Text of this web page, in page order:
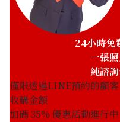
24小時免
一張
純諮
僅限透過LINE預約的顧客
收購金額
加碼35% 優惠活動進行中